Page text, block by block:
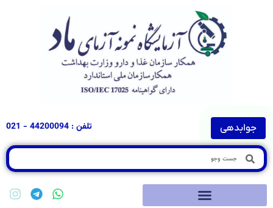
جوابدهی تلفن : 44200094 - 021